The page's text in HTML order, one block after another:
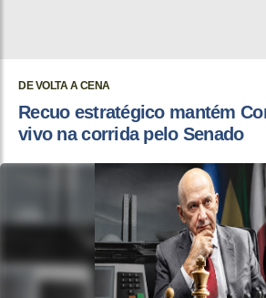
DE VOLTA A CENA
Recuo estratégico mantém
vivo na corrida pelo Senado